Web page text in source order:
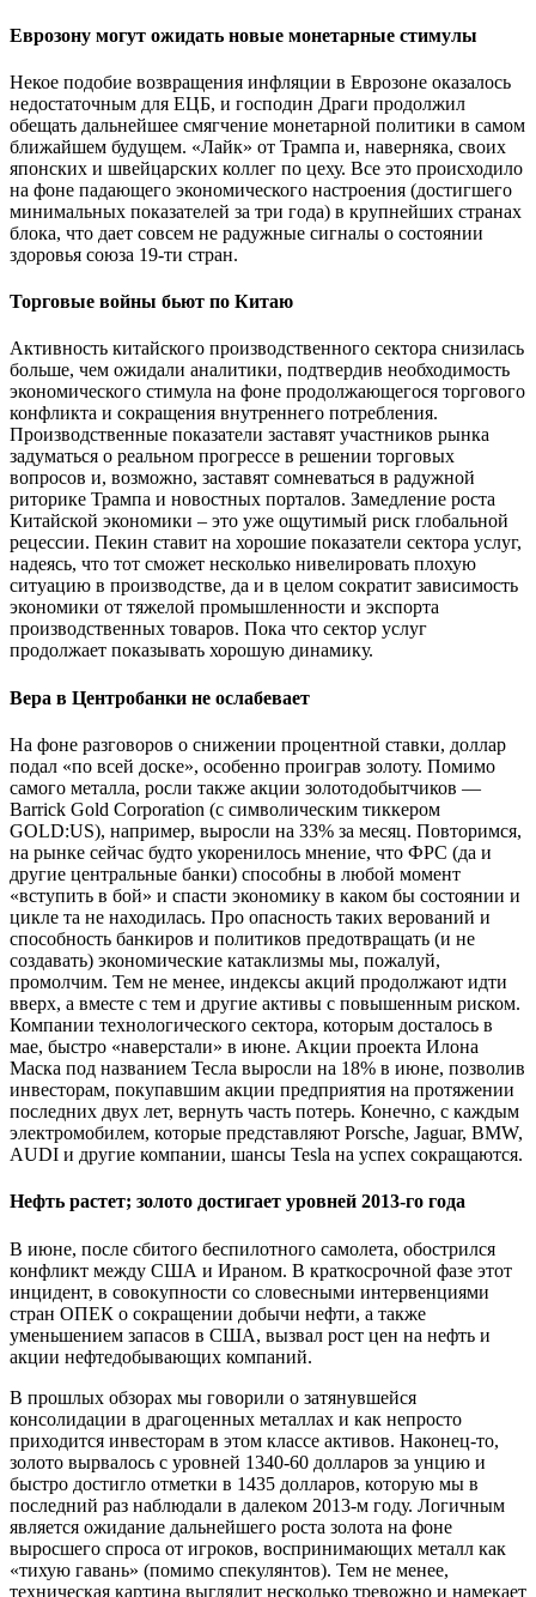
Еврозону могут ожидать новые монетарные стимулы
Некое подобие возвращения инфляции в Еврозоне оказалось
недостаточным для ЕЦБ, и господин Драги продолжил
обещать дальнейшее смягчение монетарной политики в самом
ближайшем будущем. «Лайк» от Трампа и, наверняка, своих
японских и швейцарских коллег по цеху. Все это происходило
на фоне падающего экономического настроения (достигшего
минимальных показателей за три года) в крупнейших странах
блока, что дает совсем не радужные сигналы о состоянии
здоровья союза 19-ти стран.
Торговые войны бьют по Китаю
Активность китайского производственного сектора снизилась
больше, чем ожидали аналитики, подтвердив необходимость
экономического стимула на фоне продолжающегося торгового
конфликта и сокращения внутреннего потребления.
Производственные показатели заставят участников рынка
задуматься о реальном прогрессе в решении торговых
вопросов и, возможно, заставят сомневаться в радужной
риторике Трампа и новостных порталов. Замедление роста
Китайской экономики – это уже ощутимый риск глобальной
рецессии. Пекин ставит на хорошие показатели сектора услуг,
надеясь, что тот сможет несколько нивелировать плохую
ситуацию в производстве, да и в целом сократит зависимость
экономики от тяжелой промышленности и экспорта
производственных товаров. Пока что сектор услуг
продолжает показывать хорошую динамику.
Вера в Центробанки не ослабевает
На фоне разговоров о снижении процентной ставки, доллар
подал «по всей доске», особенно проиграв золоту. Помимо
самого металла, росли также акции золотодобытчиков —
Barrick Gold Corporation (с символическим тиккером
GOLD:US), например, выросли на 33% за месяц. Повторимся,
на рынке сейчас будто укоренилось мнение, что ФРС (да и
другие центральные банки) способны в любой момент
«вступить в бой» и спасти экономику в каком бы состоянии и
цикле та не находилась. Про опасность таких верований и
способность банкиров и политиков предотвращать (и не
создавать) экономические катаклизмы мы, пожалуй,
промолчим. Тем не менее, индексы акций продолжают идти
вверх, а вместе с тем и другие активы с повышенным риском.
Компании технологического сектора, которым досталось в
мае, быстро «наверстали» в июне. Акции проекта Илона
Маска под названием Тесла выросли на 18% в июне, позволив
инвесторам, покупавшим акции предприятия на протяжении
последних двух лет, вернуть часть потерь. Конечно, с каждым
электромобилем, которые представляют Porsche, Jaguar, BMW,
AUDI и другие компании, шансы Tesla на успех сокращаются.
Нефть растет; золото достигает уровней 2013-го года
В июне, после сбитого беспилотного самолета, обострился
конфликт между США и Ираном. В краткосрочной фазе этот
инцидент, в совокупности со словесными интервенциями
стран ОПЕК о сокращении добычи нефти, а также
уменьшением запасов в США, вызвал рост цен на нефть и
акции нефтедобывающих компаний.
В прошлых обзорах мы говорили о затянувшейся
консолидации в драгоценных металлах и как непросто
приходится инвесторам в этом классе активов. Наконец-то,
золото вырвалось с уровней 1340-60 долларов за унцию и
быстро достигло отметки в 1435 долларов, которую мы в
последний раз наблюдали в далеком 2013-м году. Логичным
является ожидание дальнейшего роста золота на фоне
выросшего спроса от игроков, воспринимающих металл как
«тихую гавань» (помимо спекулянтов). Тем не менее,
техническая картина выглядит несколько тревожно и намекает